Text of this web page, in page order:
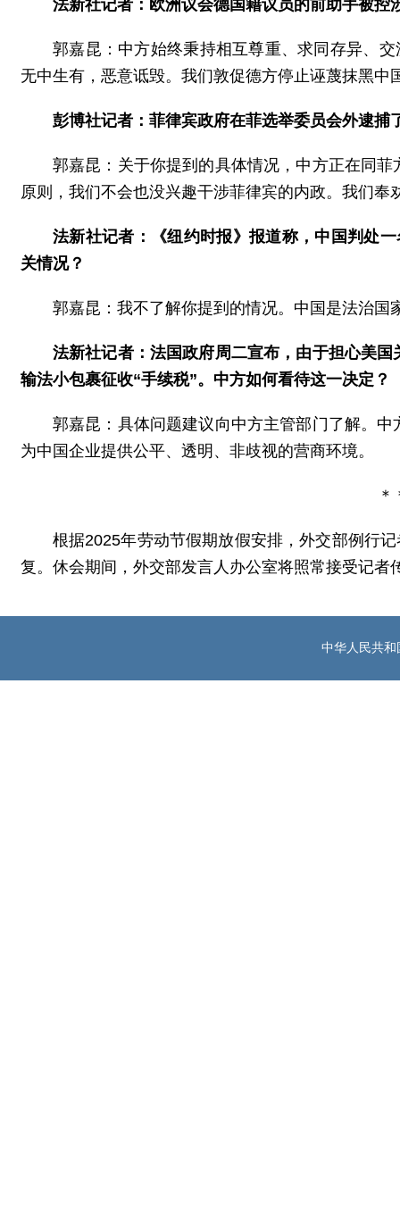
法新社记者：欧洲议会德国籍议员的前助手被
郭嘉昆：中方始终秉持相互尊重、求同存异、
无中生有，恶意诋毁。我们敦促德方停止诬蔑抹黑
彭博社记者：菲律宾政府在菲选举委员会外逮
郭嘉昆：关于你提到的具体情况，中方正在同
原则，我们不会也没兴趣干涉菲律宾的内政。我们
法新社记者：《纽约时报》报道称，中国判处
关情况？
郭嘉昆：我不了解你提到的情况。中国是法治国
法新社记者：法国政府周二宣布，由于担心美
输法小包裹征收“手续税”。中方如何看待这一决定？
郭嘉昆：具体问题建议向中方主管部门了解。
为中国企业提供公平、透明、非歧视的营商环境。
根据2025年劳动节假期放假安排，外交部例行
复。休会期间，外交部发言人办公室将照常接受记者
中华人民共